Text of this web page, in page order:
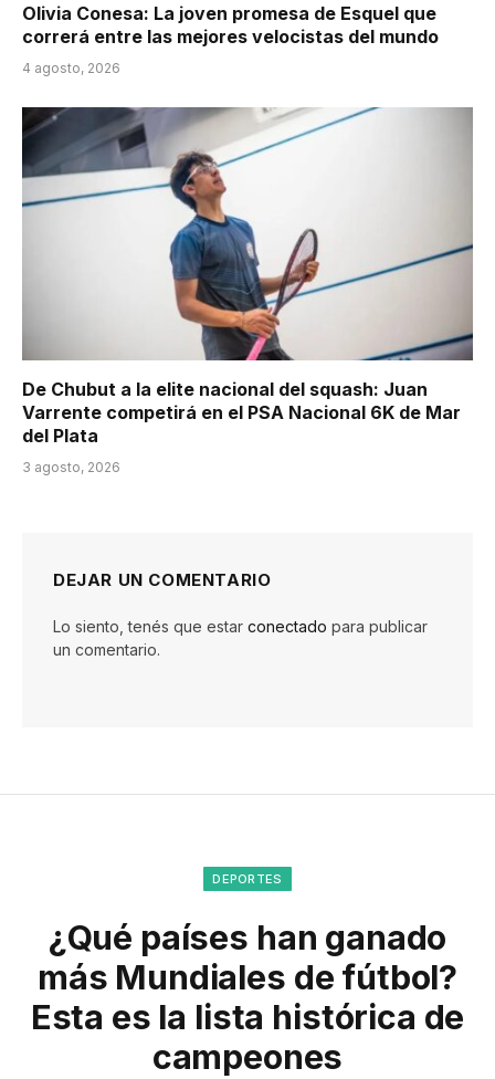
Olivia Conesa: La joven promesa de Esquel que
correrá entre las mejores velocistas del mundo
4 agosto, 2026
De Chubut a la elite nacional del squash: Juan
Varrente competirá en el PSA Nacional 6K de Mar
del Plata
3 agosto, 2026
DEJAR UN COMENTARIO
Lo siento, tenés que estar conectado para publicar
un comentario.
DEPORTES
¿Qué países han ganado
más Mundiales de fútbol?
Esta es la lista histórica de
campeones